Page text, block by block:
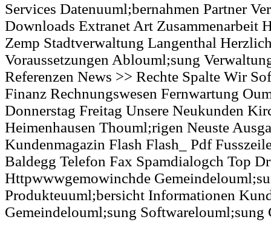
Services Datenuuml;bernahmen Partner
Downloads Extranet Art Zusammenarbeit
Zemp Stadtverwaltung Langenthal
Voraussetzungen Ablouml;sung
Referenzen News >> Rechte Spalte Wir
Finanz Rechnungswesen Fernwartung
Donnerstag Freitag Unsere Neukunden
Heimenhausen Thouml;rigen Neuste
Kundenmagazin Flash Flash_ Pdf
Baldegg Telefon Fax Spamdialogch Top
Httpwwwgemowinchde
Produkteuuml;bersicht Informationen
Gemeindelouml;sung Softwarelouml;sung